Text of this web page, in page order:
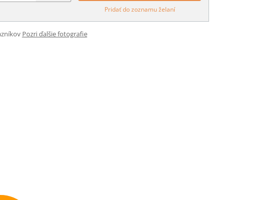
Pridať do zoznamu želaní
Pozri ďalšie fotografie